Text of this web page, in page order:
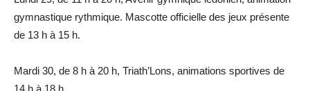
gymnastique rythmique. Mascotte officielle des jeux présente
de 13 h à 15 h.
Mardi 30, de 8 h à 20 h, Triath’Lons, animations sportives de
14 h à 18 h.